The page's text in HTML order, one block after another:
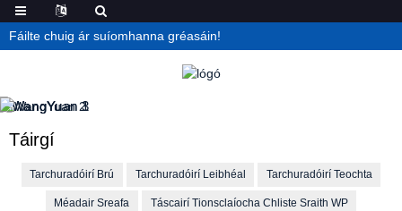
Fáilte chuig ár suíomhanna gréasáin!
Táirgí
Tarchuradóirí Brú Tarchuradóirí Leibhéal Tarchuradóirí Teochta
Méadair Sreafa Táscairí Tionsclaíocha Chliste Sraith WP